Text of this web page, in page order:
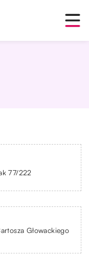
77/222
Głowackiego